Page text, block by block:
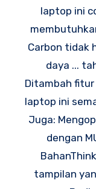
laptop ini
Carbon tidak
daya ...
Ditambah
laptop ini
Juga:
dengan
tampilan